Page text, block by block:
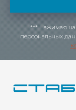
*** Нажимая на
персональных